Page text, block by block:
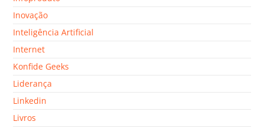
Inovação
Inteligência Artificial
Internet
Konfide Geeks
Liderança
Linkedin
Livros